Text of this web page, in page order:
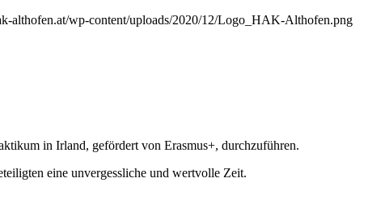
althofen.at/wp-content/uploads/2020/12/Logo_HAK-Althofen.png
in Irland, gefördert von Erasmus+, durchzuführen.
eine unvergessliche und wertvolle Zeit.